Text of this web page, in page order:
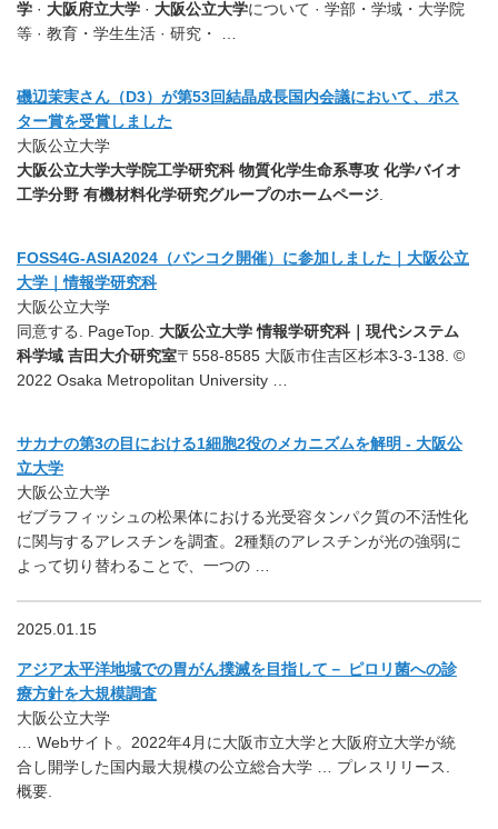
学 · 大阪府立大学 · 大阪公立大学について · 学部・学域・大学院
等 · 教育・学生生活 · 研究・ …
磯辺茉実さん（D3）が第53回結晶成長国内会議において、ポス
ター賞を受賞しました
大阪公立大学
大阪公立大学大学院工学研究科 物質化学生命系専攻 化学バイオ
工学分野 有機材料化学研究グループのホームページ
FOSS4G-ASIA2024（バンコク開催）に参加しました｜大阪公立
大学｜情報学研究科
大阪公立大学
同意する. PageTop. 大阪公立大学 情報学研究科｜現代システム
科学域 吉田大介研究室〒558-8585 大阪市住吉区杉本3-3-138. ©
2022 Osaka Metropolitan University …
サカナの第3の目における1細胞2役のメカニズムを解明 - 大阪公
立大学
大阪公立大学
ゼブラフィッシュの松果体における光受容タンパク質の不活性化
に関与するアレスチンを調査。2種類のアレスチンが光の強弱に
よって切り替わることで、一つの …
2025.01.15
アジア太平洋地域での胃がん撲滅を目指して－ ピロリ菌への診
療方針を大規模調査
大阪公立大学
… Webサイト。2022年4月に大阪市立大学と大阪府立大学が統
合し開学した国内最大規模の公立総合大学 … プレスリリース.
概要.